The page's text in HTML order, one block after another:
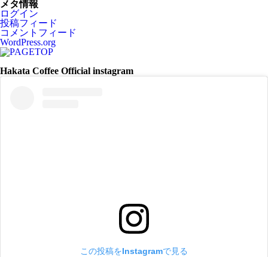
メタ情報
ログイン
投稿フィード
コメントフィード
WordPress.org
Hakata Coffee Official instagram
この投稿をInstagramで見る